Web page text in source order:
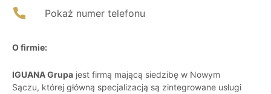
Pokaż numer telefonu
O firmie:
IGUANA Grupa jest firmą mającą siedzibę w Nowym
Sączu, której główną specjalizacją są zintegrowane usługi